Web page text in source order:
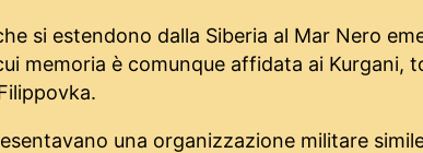
si estendono dalla Siberia al Mar Nero
memoria è comunque affidata ai Kurgani,
una organizzazione militare